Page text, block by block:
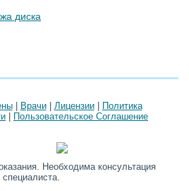
диска
| Врачи| Лицензии|
Политика
Пользовательское Соглашение
Необходима консультация
специалиста.